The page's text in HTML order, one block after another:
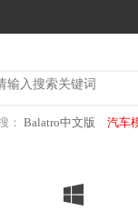
： Balatro中文版 汽车